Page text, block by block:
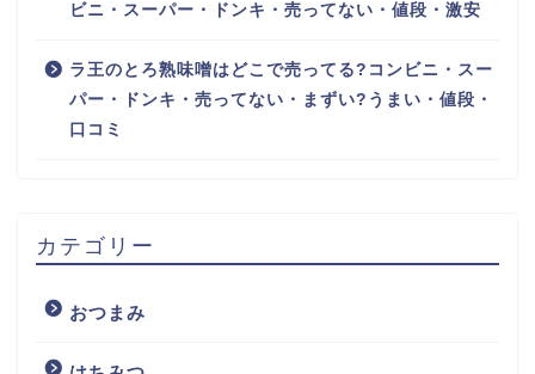
ビニ・スーパー・ドンキ・売ってない・値段・激安
ラ王のとろ熟味噌はどこで売ってる?コンビニ・スー
パー・ドンキ・売ってない・まずい?うまい・値段・
口コミ
カテゴリー
おつまみ